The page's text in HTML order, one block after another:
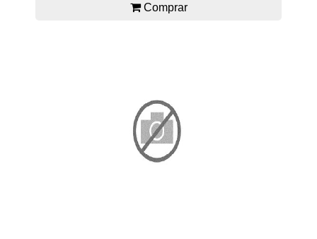
Comprar